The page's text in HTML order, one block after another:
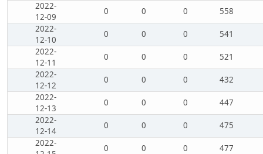
2022-
12-09
0 0 0
558
2022-
12-10
0 0 0
541
2022-
12-11
0 0 0
521
2022-
12-12
0 0 0
432
2022-
12-13
0 0 0
447
2022-
12-14
0 0 0
475
2022-
0 0 0
477